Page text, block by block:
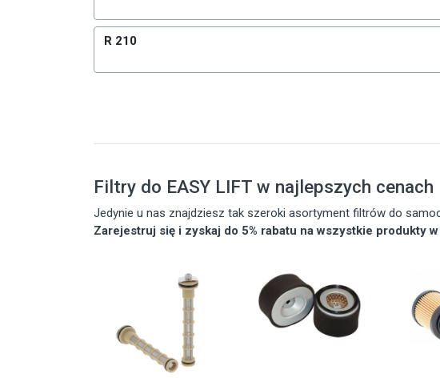
R 210
Filtry do EASY LIFT w najlepszych cenach
Jedynie u nas znajdziesz tak szeroki asortyment filtrów do
Zarejestruj się i zyskaj do 5% rabatu na wszystkie produkty